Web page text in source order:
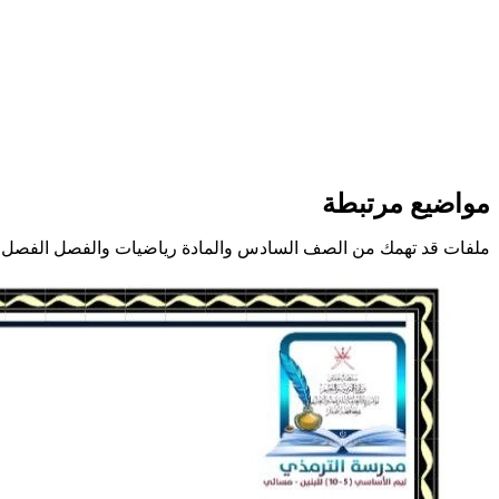
مواضيع مرتبطة
ملفات قد تهمك من الصف السادس والمادة رياضيات والفصل الفصل